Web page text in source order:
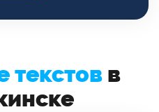
текстовв